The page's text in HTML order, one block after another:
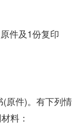
件及1份复印
原件)。有下列情
料：